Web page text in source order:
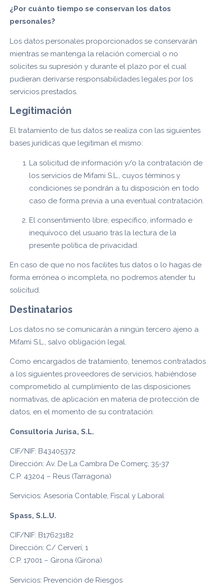
¿Por cuánto tiempo se conservan los datos
personales?
Los datos personales proporcionados se conservarán
mientras se mantenga la relación comercial o no
solicites su supresión y durante el plazo por el cual
pudieran derivarse responsabilidades legales por los
servicios prestados.
Legitimación
El tratamiento de tus datos se realiza con las siguientes
bases jurídicas que legitiman el mismo:
La solicitud de información y/o la contratación de
los servicios de Mifami S.L., cuyos términos y
condiciones se pondrán a tu disposición en todo
caso de forma previa a una eventual contratación.
El consentimiento libre, específico, informado e
inequívoco del usuario tras la lectura de la
presente política de privacidad.
En caso de que no nos facilites tus datos o lo hagas de
forma errónea o incompleta, no podremos atender tu
solicitud.
Destinatarios
Los datos no se comunicarán a ningún tercero ajeno a
Mifami S.L., salvo obligación legal.
Como encargados de tratamiento, tenemos contratados
a los siguientes proveedores de servicios, habiéndose
comprometido al cumplimiento de las disposiciones
normativas, de aplicación en materia de protección de
datos, en el momento de su contratación:
Consultoria Jurisa, S.L.
CIF/NIF: B43405372
Dirección: Av. De La Cambra De Comerç, 35-37
C.P. 43204 – Reus (Tarragona)
Servicios: Asesoría Contable, Fiscal y Laboral
Spass, S.L.U.
CIF/NIF: B17623182
Dirección: C/ Cerverí, 1
C.P. 17001 – Girona (Girona)
Servicios: Prevención de Riesgos